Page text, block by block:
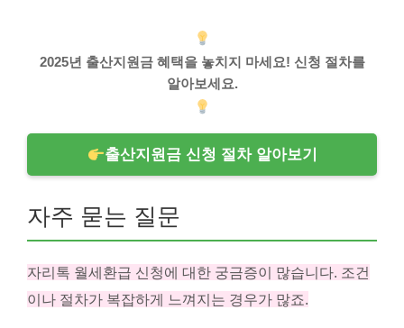
2025년 출산지원금 혜택을 놓치지 마세요! 신청 절차를
알아보세요.
출산지원금 신청 절차 알아보기
자주 묻는 질문
자리톡 월세환급 신청에 대한 궁금증이 많습니다. 조건
이나 절차가 복잡하게 느껴지는 경우가 많죠.